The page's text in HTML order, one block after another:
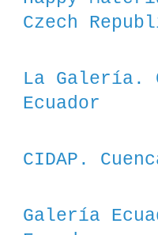
Czech
La Galería.
Ecuador
CIDAP.
Galería